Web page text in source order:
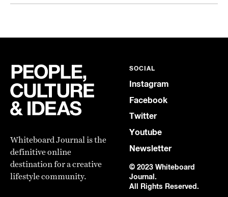
Whiteboard Journal is the
definitive online
destination for a creative
lifestyle community.
SOCIAL
Instagram
Facebook
Twitter
Youtube
Newsletter
© 2023 Whiteboard
Journal.
All Rights Reserved.